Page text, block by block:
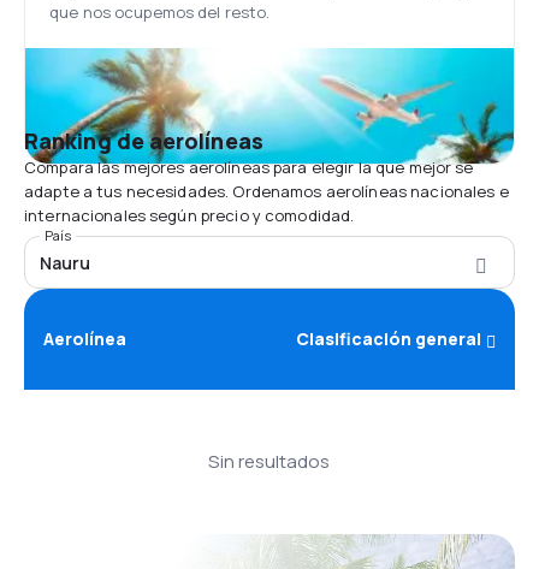
que nos ocupemos del resto.
Ranking de aerolíneas
Compara las mejores aerolíneas para elegir la que mejor se
adapte a tus necesidades. Ordenamos aerolíneas nacionales e
internacionales según precio y comodidad.
País
Nauru
Aerolínea Clasificación general
Sin resultados